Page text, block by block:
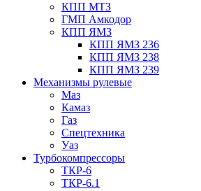
КПП МТЗ
ГМП Амкодор
КПП ЯМЗ
КПП ЯМЗ 236
КПП ЯМЗ 238
КПП ЯМЗ 239
Механизмы рулевые
Маз
Камаз
Газ
Спецтехника
Уаз
Турбокомпрессоры
ТКР-6
ТКР-6.1